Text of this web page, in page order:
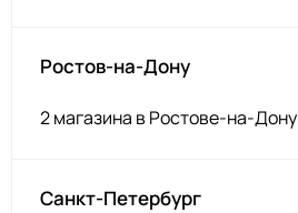
Ростов-на-Дону
2 магазина в Ростове-на-Дону
Санкт-Петербург